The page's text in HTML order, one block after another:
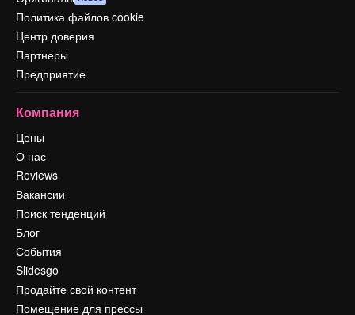
Политика файлов cookie
Центр доверия
Партнеры
Предприятие
Компания
Цены
О нас
Reviews
Вакансии
Поиск тенденций
Блог
События
Slidesgo
Продайте свой контент
Помещение для прессы